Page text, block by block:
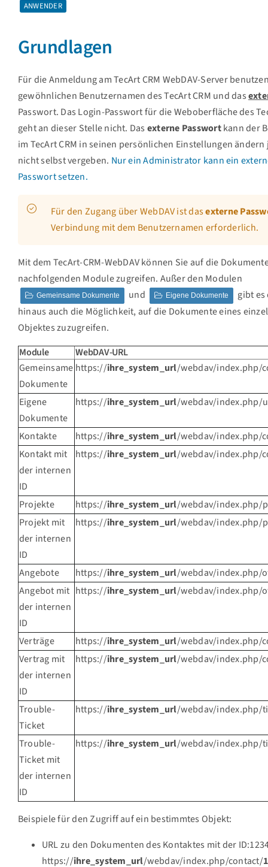
ANWENDER
Grundlagen
Für die Anmeldung am TecArt CRM WebDAV-Server
gewöhnlichen Benutzernamen des TecArt CRM und das
Passwort. Das Login-Passwort für die Weboberfläche des
geht an dieser Stelle nicht. Das externe Passwortkann der
im TecArt CRM in seinen persönlichen Einstellungen
nicht selbst vergeben. Nur ein Administrator kann ein
Passwort setzen.
Für den Zugang über WebDAV ist dasexterne
Verbindung mit dem Benutzernamen erforderlich.
Mit dem TecArt-CRM-WebDAV können Sie auf die
nachfolgenden Module zugreifen. Außer den Modulen
Gemeinsame Dokumente und Eigene Dokumente
gibt
hinaus auch die Möglichkeit, auf die Dokumente eines
Objektes zuzugreifen.
Module
WebDAV-URL
Gemeinsame
Dokumente
https://ihre_system_url/webdav/index.php/
Eigene
Dokumente
https://ihre_system_url/webdav/index.php/
Kontakte https://ihre_system_url/webdav/index.php/
Kontakt mit
der internen
ID
https://ihre_system_url/webdav/index.php/
Projekte https://ihre_system_url/webdav/index.php/
Projekt mit
der internen
ID
https://ihre_system_url/webdav/index.php/
Angebote https://ihre_system_url/webdav/index.php/
Angebot mit
der internen
ID
https://ihre_system_url/webdav/index.php/
Verträge https://ihre_system_url/webdav/index.php/
Vertrag mit
der internen
ID
https://ihre_system_url/webdav/index.php/
Trouble-
Ticket
https://ihre_system_url/webdav/index.php/
Trouble-
Ticket mit
der internen
ID
https://ihre_system_url/webdav/index.php/
Beispiele für den Zugriff auf ein bestimmtes Objekt:
URL zu den Dokumenten des Kontaktes mit der
https://ihre_system_url/webdav/index.php/contact/